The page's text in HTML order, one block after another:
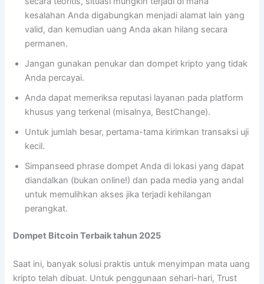
kesalahan Anda digabungkan menjadi alamat lain yang
valid, dan kemudian uang Anda akan hilang secara
permanen.
Jangan gunakan penukar dan dompet kripto yang tidak
Anda percayai.
Anda dapat memeriksa reputasi layanan pada platform
khusus yang terkenal (misalnya, BestChange).
Untuk jumlah besar, pertama-tama kirimkan transaksi uji
kecil.
Simpanseed phrase dompet Anda di lokasi yang dapat
diandalkan (bukan online!) dan pada media yang andal
untuk memulihkan akses jika terjadi kehilangan
perangkat.
Dompet Bitcoin Terbaik tahun 2025
Saat ini, banyak solusi praktis untuk menyimpan mata uang
kripto telah dibuat. Untuk penggunaan sehari-hari, Trust